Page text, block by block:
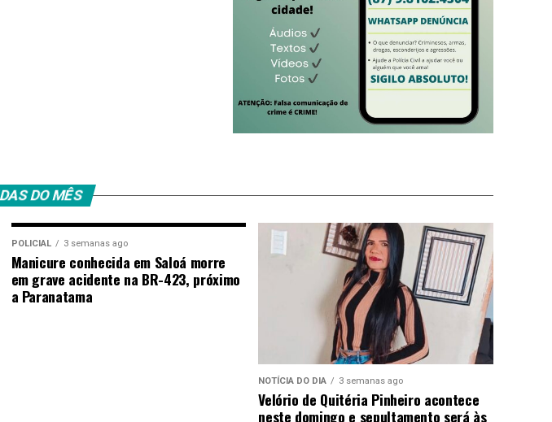
DO MÊS
POLICIAL 3 semanas ago
Manicure conhecida em Saloá morre
em grave acidente na BR-423, próximo
a Paranatama
NOTÍCIA DO DIA 3 semanas ago
Velório de Quitéria Pinheiro acontece
neste domingo e sepultamento será às